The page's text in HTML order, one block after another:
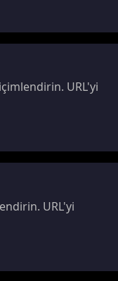
URL'yi
URL'yi